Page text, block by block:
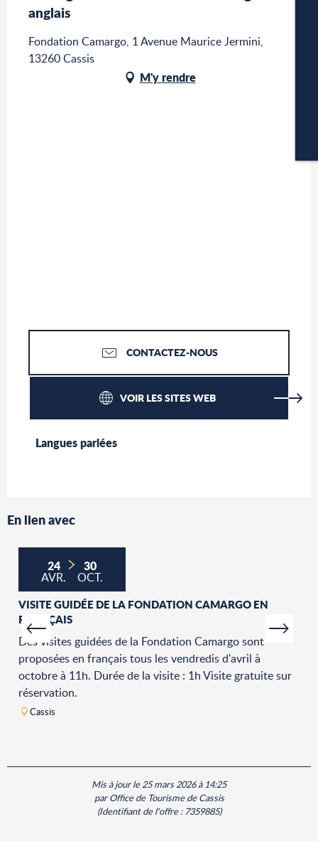
anglais
Fondation Camargo, 1 Avenue Maurice Jermini,
13260 Cassis
M'y rendre
CONTACTEZ-NOUS
VOIR LES SITES WEB
Langues parlées
Langues parlées
En lien avec
24
AVR.
30
OCT.
VISITE GUIDÉE DE LA FONDATION CAMARGO EN
FRANÇAIS
Des visites guidées de la Fondation Camargo sont
proposées en français tous les vendredis d'avril à
octobre à 11h. Durée de la visite : 1h Visite gratuite sur
réservation.
Cassis
Mis à jour le 25 mars 2026 à 14:25
par Office de Tourisme de Cassis
(Identifiant de l'offre :7359885)